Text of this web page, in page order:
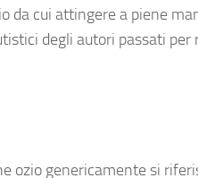
da cui attingere a piene
degli autori passati
ozio genericamente si